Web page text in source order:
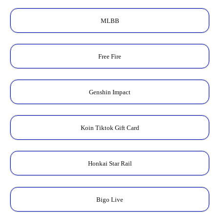
MLBB
Free Fire
Genshin Impact
Koin Tiktok Gift Card
Honkai Star Rail
Bigo Live